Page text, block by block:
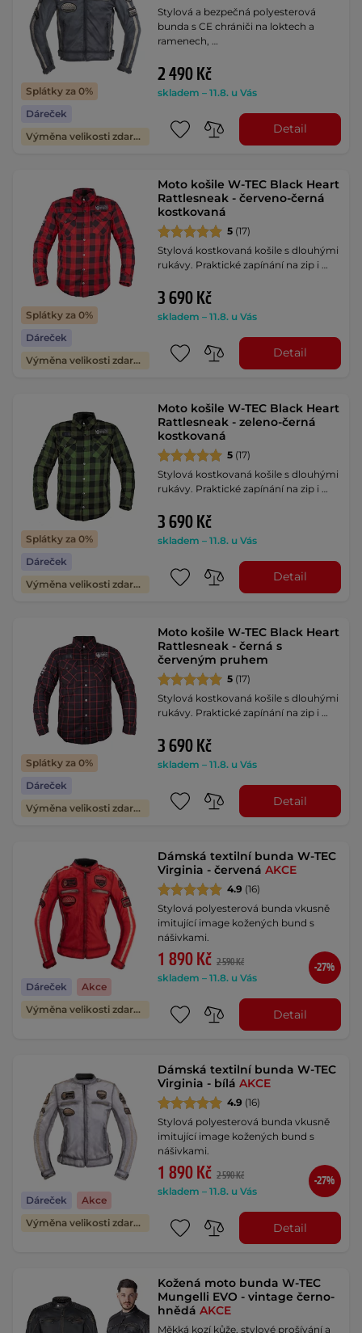
Splátky za 0%
Dáreček
Výměna velikosti zdarma
Stylová a bezpečná polyesterová
bunda s CE chrániči na loktech a
ramenech, …
2 490 Kč
skladem – 11.8. u Vás
Detail
Splátky za 0%
Dáreček
Výměna velikosti zdarma
Moto košile W-TEC Black Heart
Rattlesneak - červeno-černá
kostkovaná
5 (17)
Stylová kostkovaná košile s dlouhými
rukávy. Praktické zapínání na zip i …
3 690 Kč
skladem – 11.8. u Vás
Detail
Splátky za 0%
Dáreček
Výměna velikosti zdarma
Moto košile W-TEC Black Heart
Rattlesneak - zeleno-černá
kostkovaná
5 (17)
Stylová kostkovaná košile s dlouhými
rukávy. Praktické zapínání na zip i …
3 690 Kč
skladem – 11.8. u Vás
Detail
Splátky za 0%
Dáreček
Výměna velikosti zdarma
Moto košile W-TEC Black Heart
Rattlesneak - černá s
červeným pruhem
5 (17)
Stylová kostkovaná košile s dlouhými
rukávy. Praktické zapínání na zip i …
3 690 Kč
skladem – 11.8. u Vás
Detail
Dáreček
Akce
Výměna velikosti zdarma
Dámská textilní bunda W-TEC
Virginia - červenáAKCE
4.9 (16)
Stylová polyesterová bunda vkusně
imitující image kožených bund s
nášivkami.
1 890 Kč 2 590 Kč
skladem – 11.8. u Vás
-27%
Detail
Dáreček
Akce
Výměna velikosti zdarma
Dámská textilní bunda W-TEC
Virginia - bíláAKCE
4.9 (16)
Stylová polyesterová bunda vkusně
imitující image kožených bund s
nášivkami.
1 890 Kč 2 590 Kč
skladem – 11.8. u Vás
-27%
Detail
Kožená moto bunda W-TEC
Mungelli EVO - vintage černo-
hnědáAKCE
Měkká kozí kůže, stylové prošívání a